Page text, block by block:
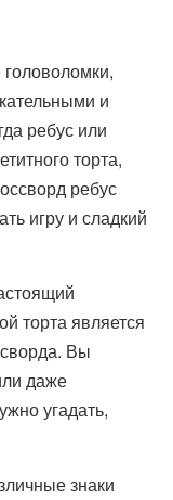
и
ребус или
торта,
ребус
игру и сладкий
торта является
Вы
даже
угадать,
знаки